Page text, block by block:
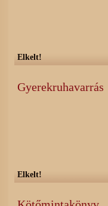
Elkelt!
Gyerekruhavarrás
Elkelt!